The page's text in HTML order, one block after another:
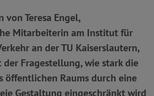
von Teresa Engel,
Mitarbeiterin am Institut für
an der TU Kaiserslautern,
der Fragestellung, wie stark die
öffentlichen Raums durch eine
Gestaltung eingeschränkt wird